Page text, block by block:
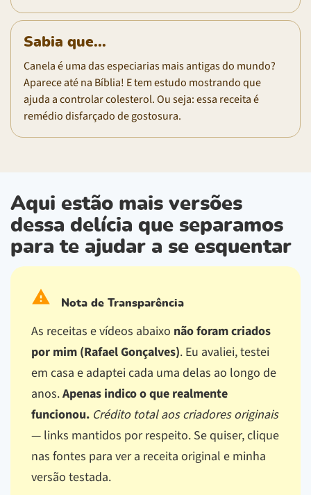
Sabia que...
Canela é uma das especiarias mais antigas do mundo?
Aparece até na Bíblia! E tem estudo mostrando que
ajuda a controlar colesterol. Ou seja: essa receita é
remédio disfarçado de gostosura.
Aqui estão mais versões
dessa delícia que separamos
para te ajudar a se esquentar
Nota de Transparência
As receitas e vídeos abaixo não foram criados
por mim (Rafael Gonçalves). Eu avaliei, testei
em casa e adaptei cada uma delas ao longo de
anos.Apenas indico o que realmente
funcionou. Crédito total aos criadores originais
— links mantidos por respeito. Se quiser, clique
nas fontes para ver a receita original e minha
versão testada.